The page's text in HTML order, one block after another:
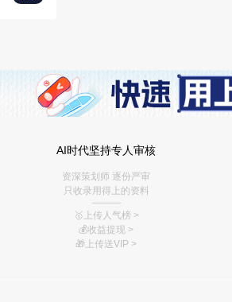
AI时代坚持专人审核
资深策划师 逐份严审
只收录用得上的资料
———
🥇上传人气榜 >
💰收益提现 >
🎁上传送VIP >